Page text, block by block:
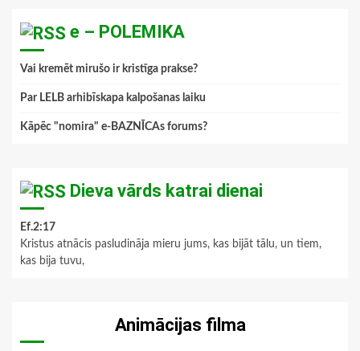
e – POLEMIKA
Vai kremēt mirušo ir kristīga prakse?
Par LELB arhibīskapa kalpošanas laiku
Kāpēc "nomira" e-BAZNĪCAs forums?
Dieva vārds katrai dienai
Ef.2:17
Kristus atnācis pasludināja mieru jums, kas bijāt tālu, un tiem,
kas bija tuvu,
Animācijas filma